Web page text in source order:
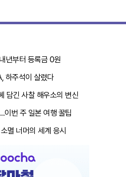
년부터 등록금 0원
하주석이 살렸다
담긴 사찰 해우소의 변신
번 주 일본 여행 꿀팁
멸 너머의 세계 응시